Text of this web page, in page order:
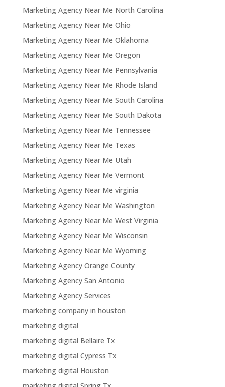
Marketing Agency Near Me North Carolina
Marketing Agency Near Me Ohio
Marketing Agency Near Me Oklahoma
Marketing Agency Near Me Oregon
Marketing Agency Near Me Pennsylvania
Marketing Agency Near Me Rhode Island
Marketing Agency Near Me South Carolina
Marketing Agency Near Me South Dakota
Marketing Agency Near Me Tennessee
Marketing Agency Near Me Texas
Marketing Agency Near Me Utah
Marketing Agency Near Me Vermont
Marketing Agency Near Me virginia
Marketing Agency Near Me Washington
Marketing Agency Near Me West Virginia
Marketing Agency Near Me Wisconsin
Marketing Agency Near Me Wyoming
Marketing Agency Orange County
Marketing Agency San Antonio
Marketing Agency Services
marketing company in houston
marketing digital
marketing digital Bellaire Tx
marketing digital Cypress Tx
marketing digital Houston